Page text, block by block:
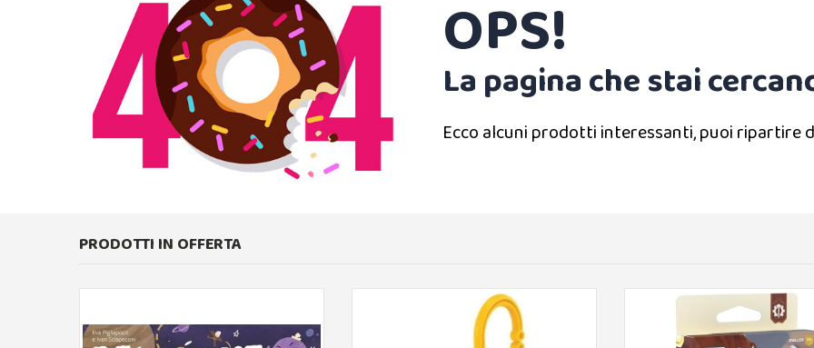
OPS!
La pagina che stai
Ecco alcuni prodotti interessanti, puoi ripartire
PRODOTTI IN OFFERTA